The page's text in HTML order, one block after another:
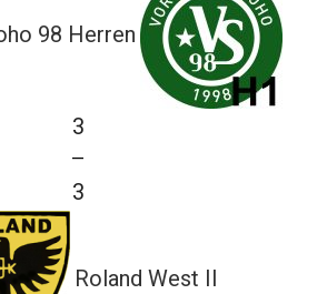
98 Herren
3
—
3
Roland West II